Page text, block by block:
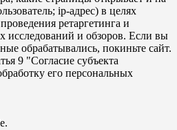
ip-адрес) в целях
ретаргетинга и
исследований и обзоров. Если вы
обрабатывались, покиньте сайт.
9 "Согласие субъекта
его персональных